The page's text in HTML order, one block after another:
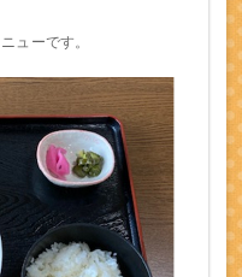
ューです。